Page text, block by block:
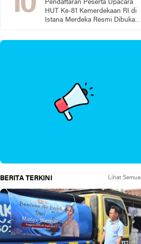
Pendaftaran Peserta Upacara
HUT Ke-81 Kemerdekaan RI di
Istana Merdeka Resmi Dibuka
BERITA TERKINI Lihat Semua